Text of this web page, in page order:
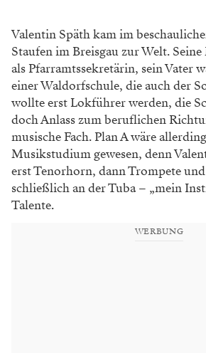
Valentin Späth kam im
Staufen im Breisgau zur Welt.
als Pfarramtssekretärin, sein Vater
einer Waldorfschule, die auch der
wollte erst Lokführer werden, die
doch Anlass zum beruflichen
musische Fach. Plan A wäre
Musikstudium gewesen, denn
erst Tenorhorn, dann Trompete
schließlich an der Tuba – „mein
Talente.
WERBUNG